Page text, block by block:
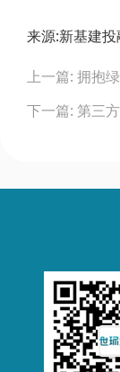
来源:新基建投
navigation